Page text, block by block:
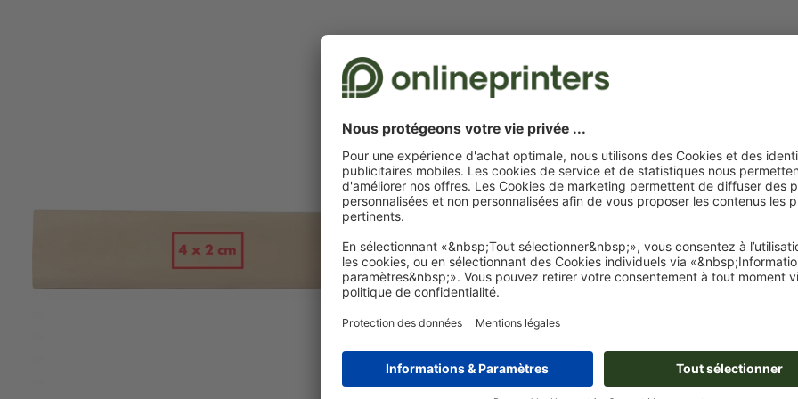
Exigences relatives aux fichiers d'impression
Format de données: 4 x 2 cm
Une ou deuxcouleurs spécialespeuvent être sélectionnées
couleurs de motif.
Nommez les champs de couleurs avec la couleur cible de
couleur Pantone FORMULA GUIDE Solid Coated (p. ex. «
C »).
Les couleurs métalliques et fluo ne sont pas possibles.
Les couleurs d’impression or (Pantone 871 C) et argent
sont disponibles. Veuillez indiquer pour cela la couleur